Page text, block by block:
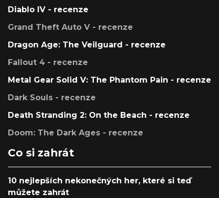
Diablo IV - recenze
Grand Theft Auto V - recenze
Dragon Age: The Veilguard - recenze
Fallout 4 - recenze
Metal Gear Solid V: The Phantom Pain - recenze
Dark Souls - recenze
Death Stranding 2: On the Beach - recenze
Doom: The Dark Ages - recenze
Co si zahrát
10 nejlepších nekonečných her, které si teď
můžete zahrát